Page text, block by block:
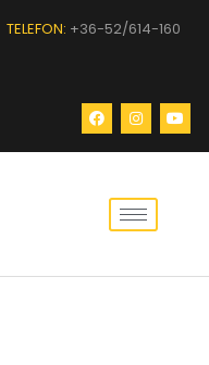
TELEFON: +36-52/614-160